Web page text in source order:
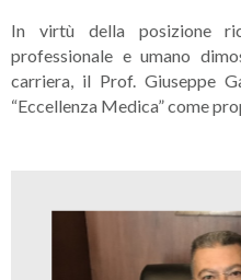
In virtù della posizione
professionale e umano
carriera, il Prof. Giuseppe
“Eccellenza Medica” come